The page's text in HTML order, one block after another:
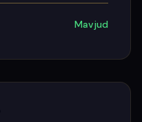
Mavjud